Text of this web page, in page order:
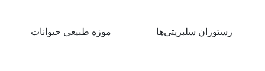
موزه طبیعی حیوانات رستوران سلبریتی‌ها